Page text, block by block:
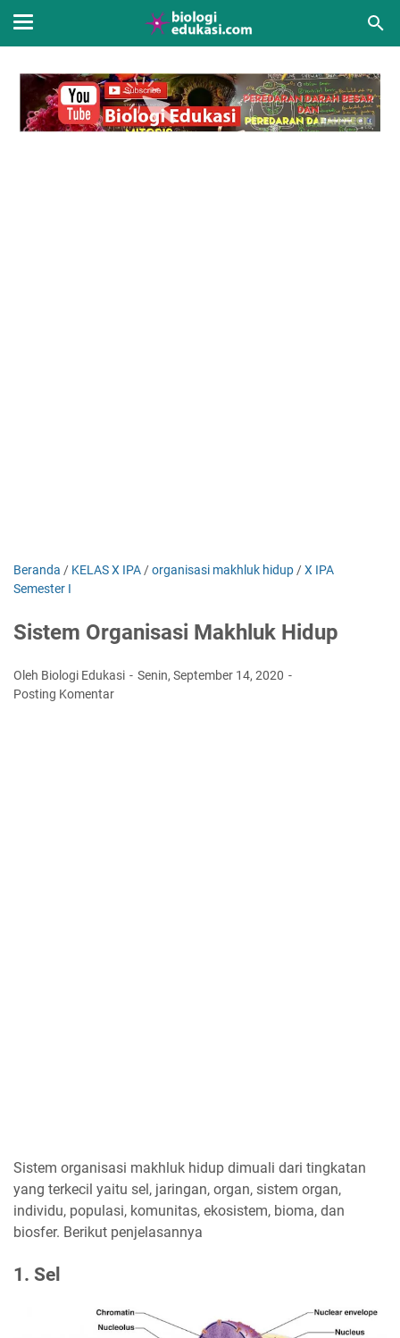
Beranda / KELAS X IPA /organisasi makhluk hidup /X IPA
Semester I
Sistem Organisasi Makhluk Hidup
Oleh Biologi Edukasi
Senin, September 14, 2020
Posting Komentar
Sistem organisasi makhluk hidup dimuali dari tingkatan
yang terkecil yaitu sel, jaringan, organ, sistem organ,
individu, populasi, komunitas, ekosistem, bioma, dan
biosfer. Berikut penjelasannya
1. Sel